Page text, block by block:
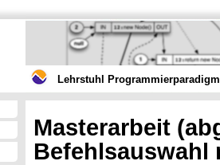
Lehrstuhl
Masterarbeit
Befehlsauswahl